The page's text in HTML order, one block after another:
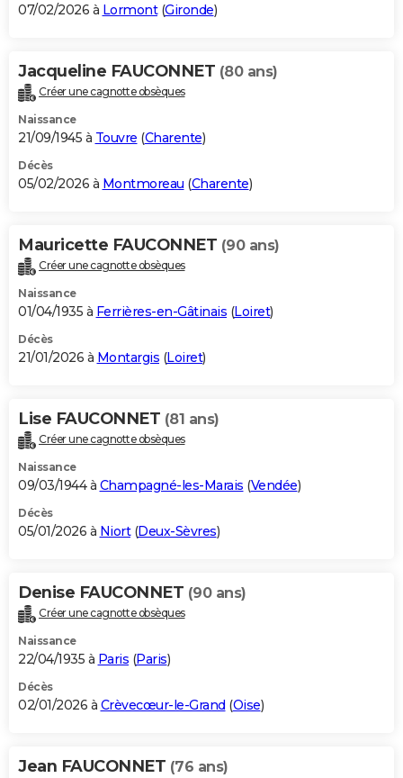
07/02/2026 à Lormont(Gironde)
Jacqueline FAUCONNET (80 ans)
Créer une cagnotte obsèques
Naissance
21/09/1945 à Touvre (Charente)
Décès
05/02/2026 à Montmoreau (Charente)
Mauricette FAUCONNET (90 ans)
Créer une cagnotte obsèques
Naissance
01/04/1935 à Ferrières-en-Gâtinais (Loiret)
Décès
21/01/2026 à Montargis (Loiret)
Lise FAUCONNET (81 ans)
Créer une cagnotte obsèques
Naissance
09/03/1944 à Champagné-les-Marais (Vendée)
Décès
05/01/2026 à Niort(Deux-Sèvres)
Denise FAUCONNET (90 ans)
Créer une cagnotte obsèques
Naissance
22/04/1935 à Paris (Paris)
Décès
02/01/2026 à Crèvecœur-le-Grand (Oise)
Jean FAUCONNET (76 ans)